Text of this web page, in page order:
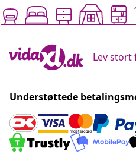
Lev stort
Understøttede